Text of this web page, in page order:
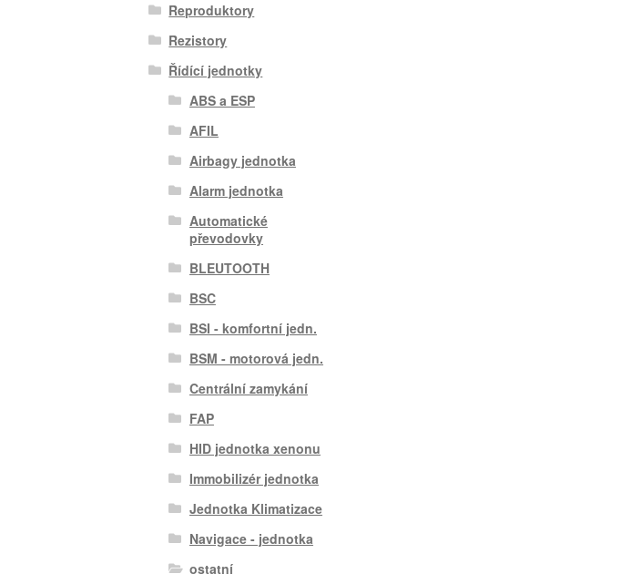
Reproduktory
Rezistory
Řídící jednotky
ABS a ESP
AFIL
Airbagy jednotka
Alarm jednotka
Automatické
převodovky
BLEUTOOTH
BSC
BSI - komfortní jedn.
BSM - motorová jedn.
Centrální zamykání
FAP
HID jednotka xenonu
Immobilizér jednotka
Jednotka Klimatizace
Navigace - jednotka
ostatní